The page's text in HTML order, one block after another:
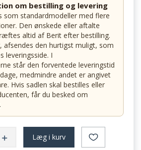
om bestilling og levering
som standardmodeller med flere
Den ønskede eller aftalte
altid af Berit efter bestilling.
afsendes den hurtigst muligt, som
leveringsside. I
står den forventede leveringstid
medmindre andet er angivet
Hvis sadlen skal bestilles eller
får du besked om
Læg i kurv